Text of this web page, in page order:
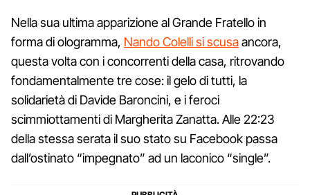
Nella sua ultima apparizione al Grande Fratello in
forma di ologramma, Nando Colelli si scusaancora,
questa volta con i concorrenti della casa, ritrovando
fondamentalmente tre cose: il gelo di tutti, la
solidarietà di Davide Baroncini, e i feroci
scimmiottamenti di Margherita Zanatta. Alle 22:23
della stessa serata il suo stato su Facebook passa
dall’ostinato “impegnato” ad un laconico “single”.